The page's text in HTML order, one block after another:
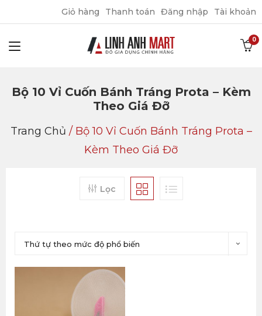
Giỏ hàng Thanh toán Đăng nhập Tài khoản
Bộ 10 Vỉ Cuốn Bánh Tráng Prota – Kèm
Theo Giá Đỡ
Trang Chủ / Bộ 10 Vỉ Cuốn Bánh Tráng Prota –
Kèm Theo Giá Đỡ
Lọc
Thứ tự theo mức độ phổ biến